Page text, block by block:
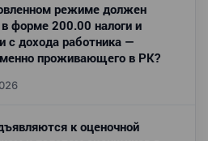
режиме должен
форме 200.00 налоги и
с дохода работника —
проживающего в РК?
к оценочной